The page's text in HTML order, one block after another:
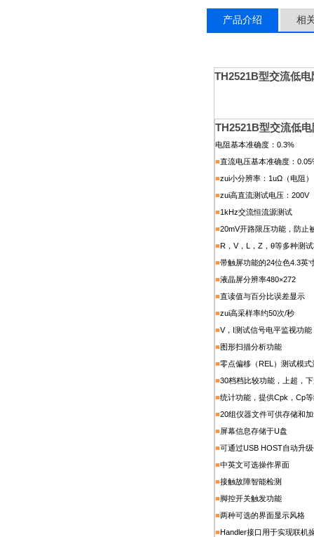
产品介绍 相
TH2521B型交流低电
TH2521B型交流低
电阻基本准确度：0.3%
■直流电压基本准确度：
■zui小分辨率：1uΩ（电阻
■zui高直流测试电压：200V
■1kHz交流恒流源测试
■20mV开路限压功能，防止
■R ，V，L，Z，θ等多种测
■带触屏功能的24位色4.3英
■液晶屏分辨率480×272
■直读值与百分比误差显示
■zui高采样率约50次/秒
■V，I测试信号电平监视功能
■ 图形扫描分析功能
■零点偏移（REL）测试模
■30档档比较功能，上超，
■统计功能，提供Cpk，Cp
■20组仪器文件可供存储和
■屏幕信息存储于U盘
■可通过USB HOST自动升
■中英文可选操作界面
■接触故障智能检测
■脚控开关触发功能
■两种可选的界面显示风格
■Handler接口用于实现联机